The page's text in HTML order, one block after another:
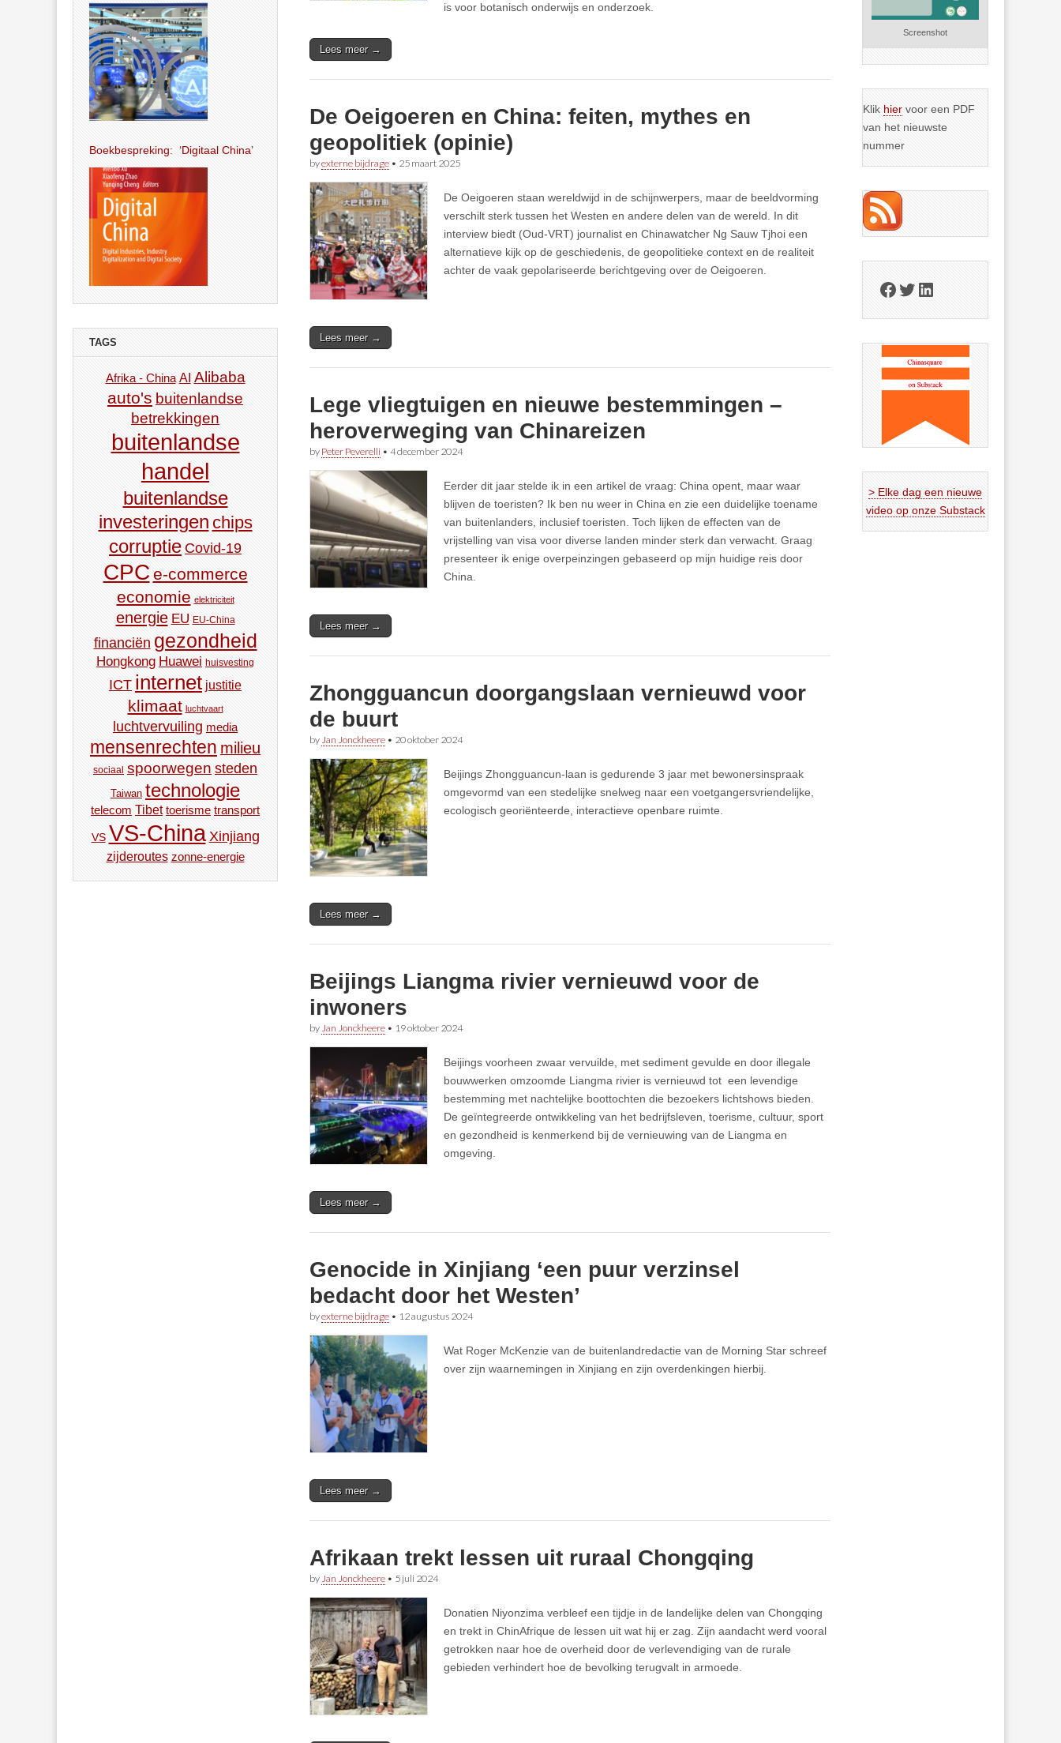
is voor botanisch onderwijs en onderzoek.
Lees meer →
De Oeigoeren en China: feiten, mythes en
geopolitiek (opinie)
byexterne bijdrage • 25 maart 2025
De Oeigoeren staan wereldwijd in de schijnwerpers, maar de beeldvorming
verschilt sterk tussen het Westen en andere delen van de wereld. In dit
interview biedt (Oud-VRT) journalist en Chinawatcher Ng Sauw Tjhoi een
alternatieve kijk op de geschiedenis, de geopolitieke context en de realiteit
achter de vaak gepolariseerde berichtgeving over de Oeigoeren.
Lees meer →
Lege vliegtuigen en nieuwe bestemmingen –
heroverweging van Chinareizen
by Peter Peverelli • 4 december 2024
Eerder dit jaar stelde ik in een artikel de vraag: China opent, maar waar
blijven de toeristen? Ik ben nu weer in China en zie een duidelijke toename
van buitenlanders, inclusief toeristen. Toch lijken de effecten van de
vrijstelling van visa voor diverse landen minder sterk dan verwacht. Graag
presenteer ik enige overpeinzingen gebaseerd op mijn huidige reis door
China.
Lees meer →
Zhongguancun doorgangslaan vernieuwd voor
de buurt
by Jan Jonckheere • 20 oktober 2024
Beijings Zhongguancun-laan is gedurende 3 jaar met bewonersinspraak
omgevormd van een stedelijke snelweg naar een voetgangersvriendelijke,
ecologisch georiënteerde, interactieve openbare ruimte.
Lees meer →
Beijings Liangma rivier vernieuwd voor de
inwoners
by Jan Jonckheere • 19 oktober 2024
Beijings voorheen zwaar vervuilde, met sediment gevulde en door illegale
bouwwerken omzoomde Liangma rivier is vernieuwd tot een levendige
bestemming met nachtelijke boottochten die bezoekers lichtshows bieden.
De geïntegreerde ontwikkeling van het bedrijfsleven, toerisme, cultuur, sport
en gezondheid is kenmerkend bij de vernieuwing van de Liangma en
omgeving.
Lees meer →
Genocide in Xinjiang ‘een puur verzinsel
bedacht door het Westen’
byexterne bijdrage • 12 augustus 2024
Wat Roger McKenzie van de buitenlandredactie van de Morning Star schreef
over zijn waarnemingen in Xinjiang en zijn overdenkingen hierbij.
Lees meer →
Afrikaan trekt lessen uit ruraal Chongqing
by Jan Jonckheere • 5 juli 2024
Donatien Niyonzima verbleef een tijdje in de landelijke delen van Chongqing
en trekt in ChinAfrique de lessen uit wat hij er zag. Zijn aandacht werd vooral
getrokken naar hoe de overheid door de verlevendiging van de rurale
gebieden verhindert hoe de bevolking terugvalt in armoede.
Boekbespreking: ‘Digitaal China’
TAGS
Afrika - China AI Alibaba
auto's buitenlandse
betrekkingen
buitenlandse
handel
buitenlandse
investeringen chips
corruptie Covid-19
CPC e-commerce
economie elektriciteit
energie EU EU-China
financiën gezondheid
Hongkong Huawei huisvesting
ICT internet justitie
klimaat luchtvaart
luchtvervuiling media
mensenrechten milieu
sociaal spoorwegen steden
Taiwan technologie
telecom Tibet toerisme transport
VS VS-China Xinjiang
zijderoutes zonne-energie
Screenshot
Klik hier voor een PDF
van het nieuwste
nummer
Facebook
Twitter
LinkedIn
> Elke dag een nieuwe
video op onze Substack